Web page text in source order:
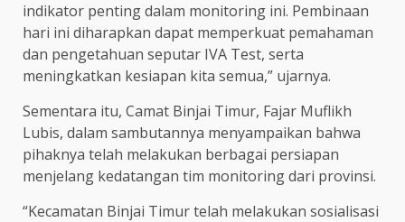
indikator penting dalam monitoring ini. Pembinaan
hari ini diharapkan dapat memperkuat pemahaman
dan pengetahuan seputar IVA Test, serta
meningkatkan kesiapan kita semua,” ujarnya.
Sementara itu, Camat Binjai Timur, Fajar Muflikh
Lubis, dalam sambutannya menyampaikan bahwa
pihaknya telah melakukan berbagai persiapan
menjelang kedatangan tim monitoring dari provinsi.
“Kecamatan Binjai Timur telah melakukan sosialisasi